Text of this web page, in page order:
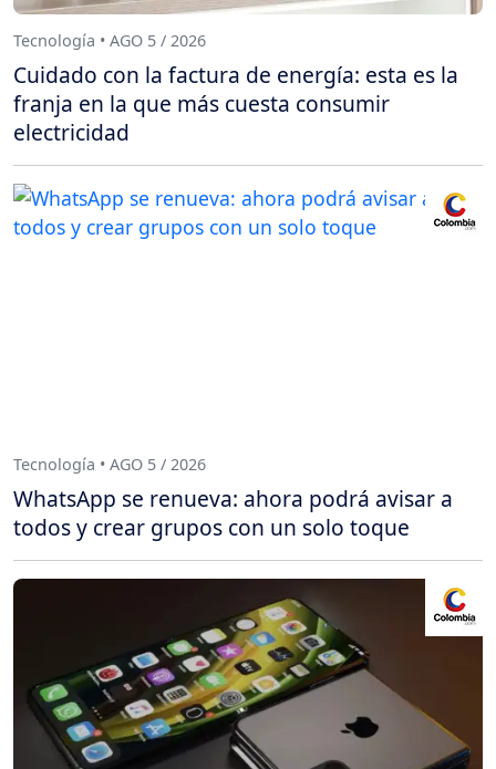
Tecnología • AGO 5 / 2026
Cuidado con la factura de energía: esta es la
franja en la que más cuesta consumir
electricidad
Tecnología • AGO 5 / 2026
WhatsApp se renueva: ahora podrá avisar a
todos y crear grupos con un solo toque